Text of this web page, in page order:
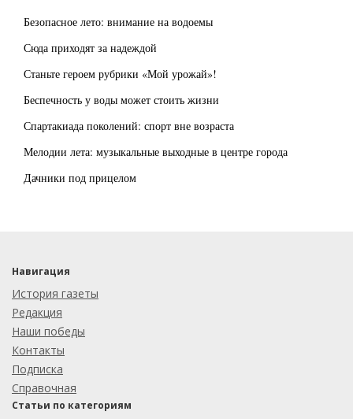
Безопасное лето: внимание на водоемы
Сюда приходят за надеждой
Станьте героем рубрики «Мой урожай»!
Беспечность у воды может стоить жизни
Спартакиада поколений: спорт вне возраста
Мелодии лета: музыкальные выходные в центре города
Дачники под прицелом
Навигация
История газеты
Редакция
Наши победы
Контакты
Подписка
Справочная
Статьи по категориям